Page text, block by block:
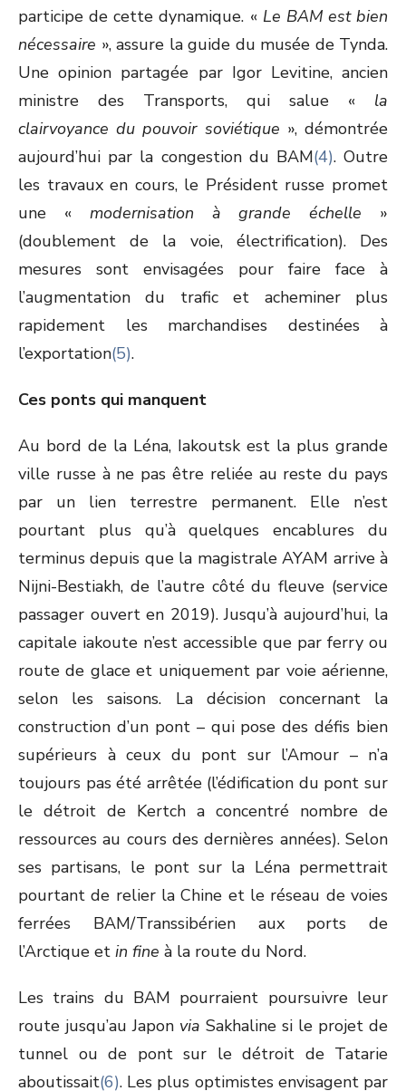
participe de cette dynamique. « Le BAM est bien
nécessaire », assure la guide du musée de Tynda.
Une opinion partagée par Igor Levitine, ancien
ministre des Transports, qui salue « la
clairvoyance du pouvoir soviétique », démontrée
aujourd’hui par la congestion du BAM(4). Outre
les travaux en cours, le Président russe promet
une « modernisation à grande échelle »
(doublement de la voie, électrification). Des
mesures sont envisagées pour faire face à
l’augmentation du trafic et acheminer plus
rapidement les marchandises destinées à
l’exportation(5).
Ces ponts qui manquent
Au bord de la Léna, Iakoutsk est la plus grande
ville russe à ne pas être reliée au reste du pays
par un lien terrestre permanent. Elle n’est
pourtant plus qu’à quelques encablures du
terminus depuis que la magistrale AYAM arrive à
Nijni-Bestiakh, de l’autre côté du fleuve (service
passager ouvert en 2019). Jusqu’à aujourd’hui, la
capitale iakoute n’est accessible que par ferry ou
route de glace et uniquement par voie aérienne,
selon les saisons. La décision concernant la
construction d’un pont – qui pose des défis bien
supérieurs à ceux du pont sur l’Amour – n’a
toujours pas été arrêtée (l’édification du pont sur
le détroit de Kertch a concentré nombre de
ressources au cours des dernières années). Selon
ses partisans, le pont sur la Léna permettrait
pourtant de relier la Chine et le réseau de voies
ferrées BAM/Transsibérien aux ports de
l’Arctique et in fine à la route du Nord.
Les trains du BAM pourraient poursuivre leur
route jusqu’au Japon via Sakhaline si le projet de
tunnel ou de pont sur le détroit de Tatarie
aboutissait(6). Les plus optimistes envisagent par